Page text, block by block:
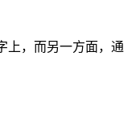
上，而另一方面，通